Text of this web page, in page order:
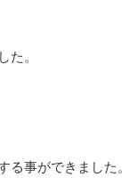
た。
る事ができました